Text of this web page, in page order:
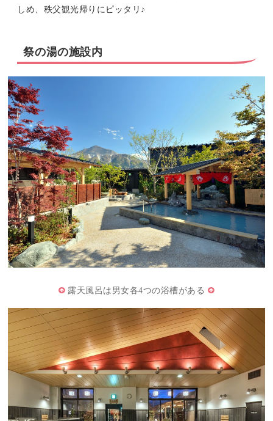
しめ、秩父観光帰りにピッタリ♪
祭の湯の施設内
露天風呂は男女各4つの浴槽がある